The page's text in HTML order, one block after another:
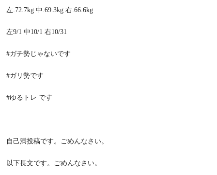
左:72.7kg 中:69.3kg 右:66.6kg
左9/1 中10/1 右10/31
#ガチ勢じゃないです
#ガリ勢です
#ゆるトレ です
自己満投稿です。ごめんなさい。
以下長文です。ごめんなさい。